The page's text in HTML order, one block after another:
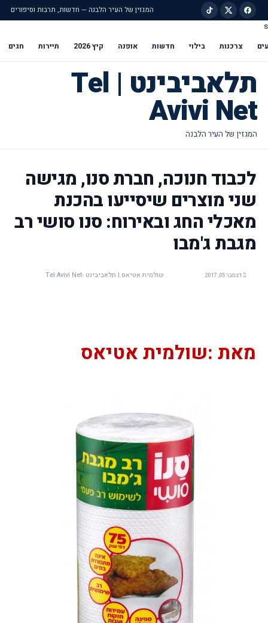
המגזין של העיר הלבנה — חדשות, תרבות וסיפורים
s
צרכנות בילוי חדשות אופנה קיץ 2026 תיירות חגים
תלאביבינט | Tel
Avivi Net
לכבוד חנוכה, חברת סנו, מגישה
שני מוצרים שיסייעו בהכנת
מאכלי החג ובאירוח: סנו סושי רב
מגבת ג'מבו
דצמבר 05, 2017 שולמית אטיאס | תלאביבינט -Tel Avivi Net
מאת :שולמית אטיאס